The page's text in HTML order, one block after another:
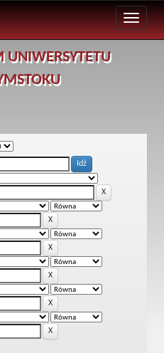
UNIWERSYTETU